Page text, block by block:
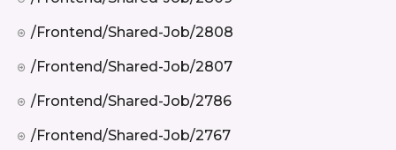
/frontend/shared-Job/2808
/frontend/shared-Job/2807
/frontend/shared-Job/2786
/frontend/shared-Job/2767